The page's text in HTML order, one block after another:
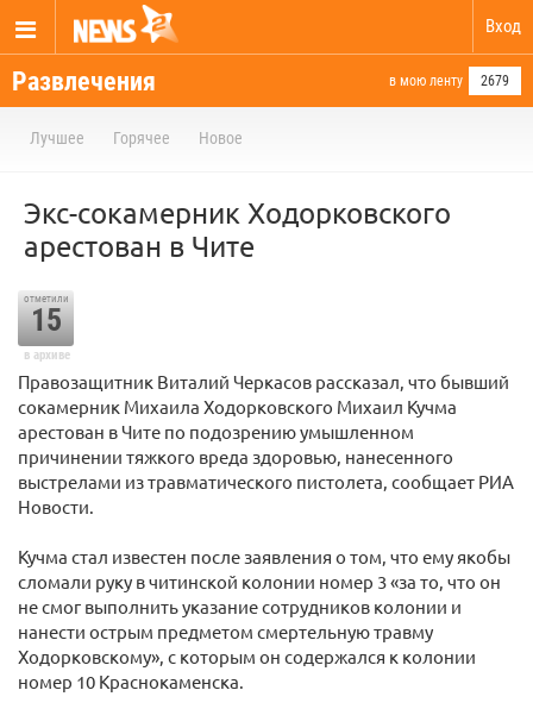
Вход
Развлечения в мою ленту 2679
Лучшее Горячее Новое
Экс-сокамерник Ходорковского
арестован в Чите
отметили
15
в архиве
Правозащитник Виталий Черкасов рассказал, что бывший
сокамерник Михаила Ходорковского Михаил Кучма
арестован в Чите по подозрению умышленном
причинении тяжкого вреда здоровью, нанесенного
выстрелами из травматического пистолета, сообщает РИА
Новости.
Кучма стал известен после заявления о том, что ему якобы
сломали руку в читинской колонии номер 3 «за то, что он
не смог выполнить указание сотрудников колонии и
нанести острым предметом смертельную травму
Ходорковскому», с которым он содержался к колонии
номер 10 Краснокаменска.